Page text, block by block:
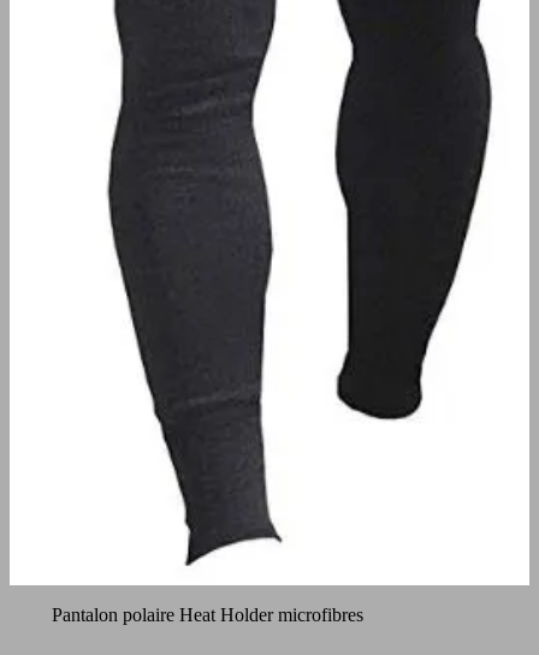
Pantalon polaire Heat Holder microfibres